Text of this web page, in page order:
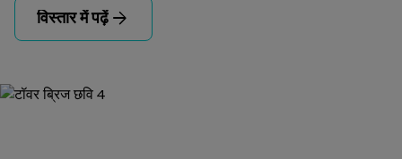
विस्तार में पढ़ें arrow_forward